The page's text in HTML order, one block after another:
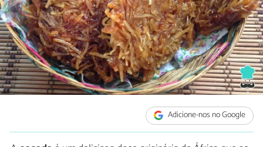
Adicione-nos no Google